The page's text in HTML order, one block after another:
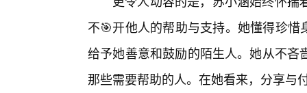
不🎯开他人的帮助与支持。她懂得珍
给予她善意和鼓励的陌生人。她从不
那些需要帮助的人。在她看来，分享与